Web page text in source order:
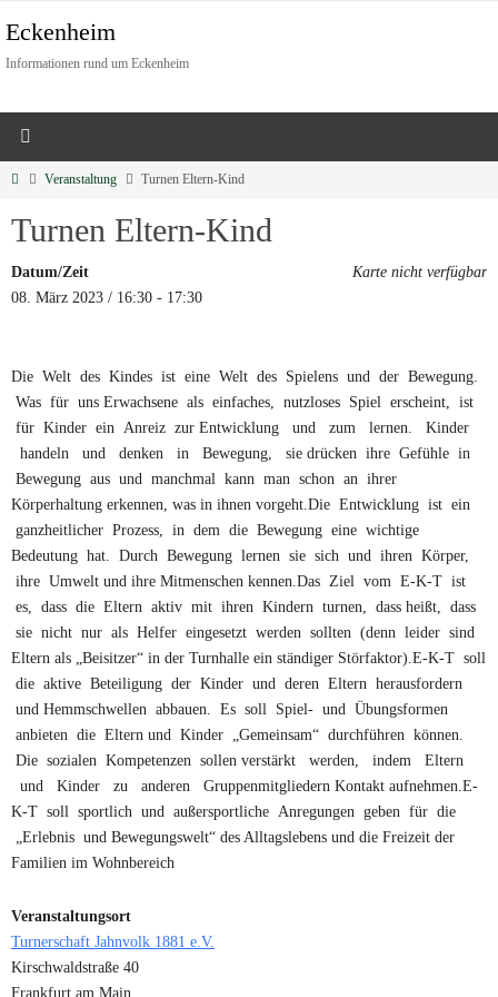
Eckenheim
Informationen rund um Eckenheim
Veranstaltung Turnen Eltern-Kind
Turnen Eltern-Kind
Karte nicht verfügbar
Datum/Zeit
08. März 2023 / 16:30 - 17:30
Die Welt des Kindes ist eine Welt des Spielens und der Bewegung.
Was für uns Erwachsene als einfaches, nutzloses Spiel erscheint, ist
für Kinder ein Anreiz zur Entwicklung und zum lernen. Kinder
handeln und denken in Bewegung, sie drücken ihre Gefühle in
Bewegung aus und manchmal kann man schon an ihrer
Körperhaltung erkennen, was in ihnen vorgeht.Die Entwicklung ist ein
ganzheitlicher Prozess, in dem die Bewegung eine wichtige
Bedeutung hat. Durch Bewegung lernen sie sich und ihren Körper,
ihre Umwelt und ihre Mitmenschen kennen.Das Ziel vom E-K-T ist
es, dass die Eltern aktiv mit ihren Kindern turnen, dass heißt, dass
sie nicht nur als Helfer eingesetzt werden sollten (denn leider sind
Eltern als „Beisitzer“ in der Turnhalle ein ständiger Störfaktor).E-K-T soll
die aktive Beteiligung der Kinder und deren Eltern herausfordern
und Hemmschwellen abbauen. Es soll Spiel- und Übungsformen
anbieten die Eltern und Kinder „Gemeinsam“ durchführen können.
Die sozialen Kompetenzen sollen verstärkt werden, indem Eltern
und Kinder zu anderen Gruppenmitgliedern Kontakt aufnehmen.E-
K-T soll sportlich und außersportliche Anregungen geben für die
„Erlebnis und Bewegungswelt“ des Alltagslebens und die Freizeit der
Familien im Wohnbereich
Veranstaltungsort
Turnerschaft Jahnvolk 1881 e.V.
Kirschwaldstraße 40
Frankfurt am Main